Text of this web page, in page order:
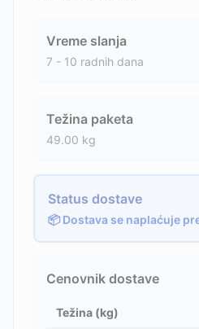
Vreme slanja
7 - 10 radnih dana
Težina paketa
49.00 kg
Status dostave
📦 Dostava se naplaćuje
Cenovnik dostave
Težina (kg)